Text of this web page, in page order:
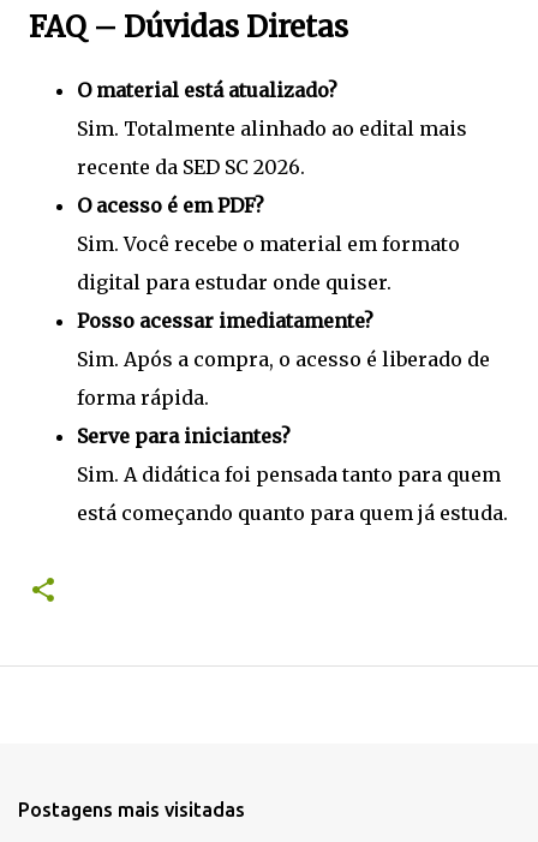
FAQ – Dúvidas Diretas
O material está atualizado?
Sim. Totalmente alinhado ao edital mais
recente da SED SC 2026.
O acesso é em PDF?
Sim. Você recebe o material em formato
digital para estudar onde quiser.
Posso acessar imediatamente?
Sim. Após a compra, o acesso é liberado de
forma rápida.
Serve para iniciantes?
Sim. A didática foi pensada tanto para quem
está começando quanto para quem já estuda.
Postagens mais visitadas